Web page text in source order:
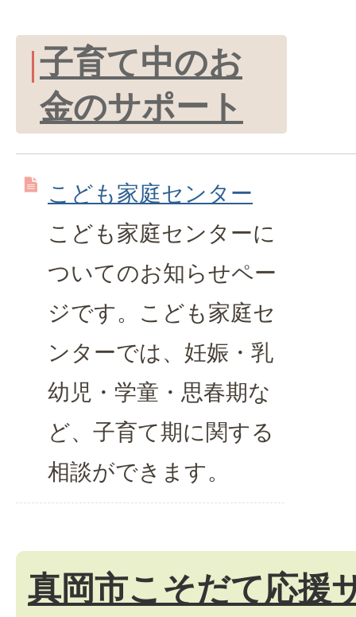
子育て中のお
金のサポート
こども家庭センター
こども家庭センターに
ついてのお知らせペー
ジです。こども家庭セ
ンターでは、妊娠・乳
幼児・学童・思春期な
ど、子育て期に関する
相談ができます。
真岡市こそだて応援